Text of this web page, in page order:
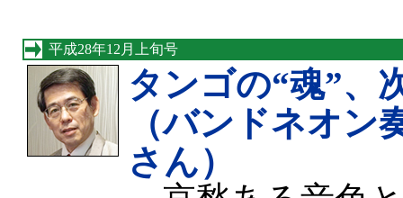
平成28年12月上旬号
タンゴの“魂”、
（バンドネオン
さん）